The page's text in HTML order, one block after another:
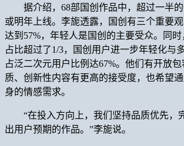
据介绍，68部国创作品中，超过一半的
或明年上线。李旎透露，国创有三个重要
达到57%，年轻人是国创的主要受众。同
占比超过了1/3，国创用户进一步年轻化与
占泛二次元用户比例达67%。他们有开放
质、创新性内容有更高的接受度，也希望
身的情感需求。
“在投入方向上，我们坚持品质优先，
出用户预期的作品。”李旎说。